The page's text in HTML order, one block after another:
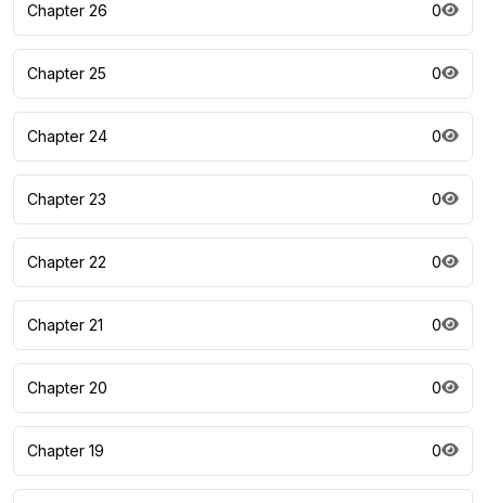
Chapter 26 0
Chapter 25 0
Chapter 24 0
Chapter 23 0
Chapter 22 0
Chapter 21 0
Chapter 20 0
Chapter 19 0